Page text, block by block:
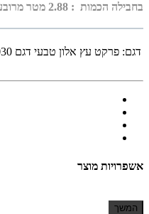
בחבילה הכמות : 2.88 מטר מרובע
דגם: פרקט עץ אלון טבעי דגם 4030
אשפרויות מוצר
המשך